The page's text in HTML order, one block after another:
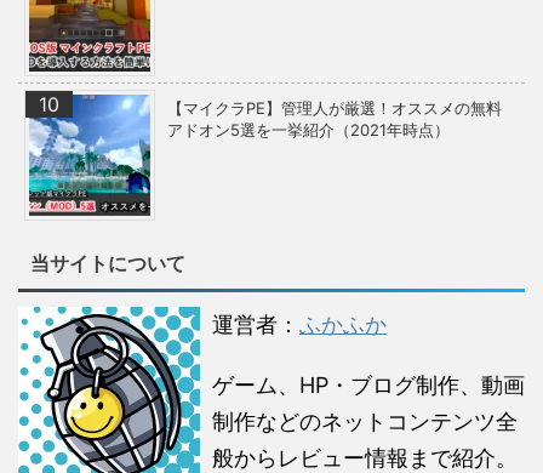
【マイクラPE】管理人が厳選！オススメの無料
アドオン5選を一挙紹介（2021年時点）
当サイトについて
運営者： ふかふか
ゲーム、HP・ブログ制作、動画
制作などのネットコンテンツ全
般からレビュー情報まで紹介。